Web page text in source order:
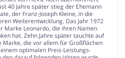
40 Jahre später stieg der Ehemann
der Franz-Joseph Kleine, in die
Weiterentwicklung. Das Jahr 1972
Marke Leonardo, die ihren Namen
hat. Zehn Jahre später tauchte auf
die vor allem für Großflächen
optimalen Preis-Leistungs-